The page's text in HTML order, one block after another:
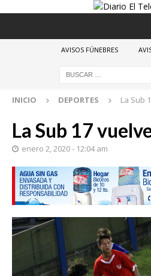
AVISOS FÚNEBRES
INICIO DEPORTES La Sub
La Sub 17
enero 2, 2020 - 12:04 am